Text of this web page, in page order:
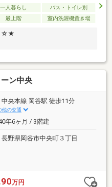
一人暮らし
バス・トイレ別
最上階 室内洗濯機置き場
☆★
ン中央
中央本線 岡谷駅 徒歩11分
他の交通
年6ヶ月 / 3階建
長野県岡谷市中央町３丁目
万円